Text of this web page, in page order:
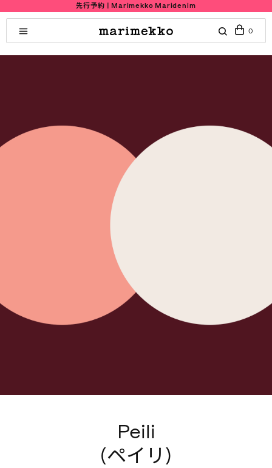
先行予約 | Marimekko Maridenim
0
Peili
(ペイリ)